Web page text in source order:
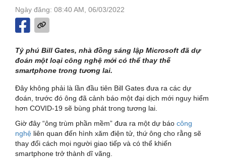
Ngày đăng: 08:40 AM, 06/03/2022
Tỷ phú Bill Gates, nhà đồng sáng lập Microsoft đã dự
đoán một loại công nghệ mới có thể thay thế
smartphone trong tương lai.
Đây không phải là lần đầu tiên Bill Gates đưa ra các dự
đoán, trước đó ông đã cảnh báo một đại dịch mới nguy hiểm
hơn COVID-19 sẽ bùng phát trong tương lai.
Giờ đây “ông trùm phần mềm” đưa ra một dự báo công
nghệ liên quan đến hình xăm điện tử, thứ ông cho rằng sẽ
thay đổi cách mọi người giao tiếp và có thể khiến
smartphone trở thành dĩ vãng.